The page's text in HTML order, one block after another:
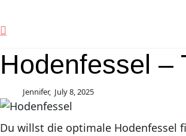
Hodenfessel –
Jennifer, July 8, 2025
Du willst die optimale Hodenfessel